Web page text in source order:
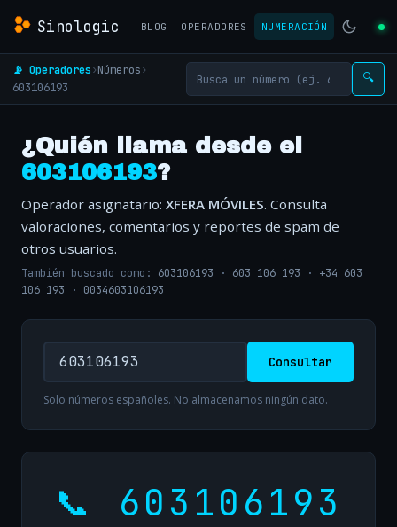
Sinologic BLOG OPERADORES NUMERACIÓN
📡 Operadores›Números›
603106193
🔍
¿Quién llama desde el
603106193?
Operador asignatario: XFERA MÓVILES. Consulta
valoraciones, comentarios y reportes de spam de
otros usuarios.
También buscado como: 603106193 · 603 106 193 · +34 603
106 193 · 0034603106193
Consultar
Solo números españoles. No almacenamos ningún dato.
📞 603106193